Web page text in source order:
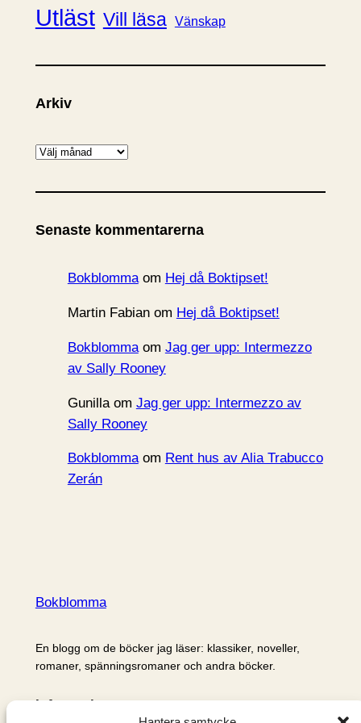
Utläst Vill läsa Vänskap
Arkiv
A
k
v
Senaste kommentarerna
Bokblommaom Hej då Boktipset!
Martin Fabianom Hej då Boktipset!
Bokblommaom Jag ger upp: Intermezzo
av Sally Rooney
Gunillaom Jag ger upp: Intermezzo av
Sally Rooney
Bokblommaom Rent hus av Alia Trabucco
Zerán
Bokblomma
En blogg om de böcker jag läser: klassiker, noveller,
romaner, spänningsromaner och andra böcker.
Information